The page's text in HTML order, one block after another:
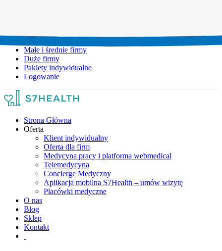
Małe i średnie firmy
Duże firmy
Pakiety indywidualne
Logowanie
Strona Główna
Oferta
Klient indywidualny
Oferta dla firm
Medycyna pracy i platforma webmedical
Telemedycyna
Concierge Medyczny
Aplikacja mobilna S7Health – umów wizytę
Placówki medyczne
O nas
Blog
Sklep
Kontakt